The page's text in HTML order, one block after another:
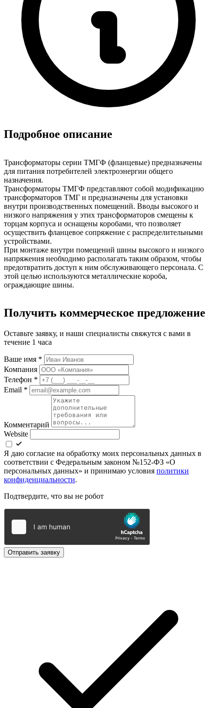
Подробное описание
Трансформаторы серии ТМГФ (фланцевые) предназначены
для питания потребителей электроэнергии общего
назначения.
Трансформаторы ТМГФ представляют собой модификацию
трансформаторов ТМГ и предназначены для установки
внутри производственных помещений. Вводы высокого и
низкого напряжения у этих трансформаторов смещены к
торцам корпуса и оснащены коробами, что позволяет
осуществить фланцевое сопряжение с распределительными
устройствами.
При монтаже внутри помещений шины высокого и низкого
напряжения необходимо располагать таким образом, чтобы
предотвратить доступ к ним обслуживающего персонала. С
этой целью используются металлические короба,
ограждающие шины.
Получить коммерческое предложение
Оставьте заявку, и наши специалисты свяжутся с вами в
течение 1 часа
Ваше имя *
Компания
Телефон *
Email *
Комментарий
Website
Я даю согласие на обработку моих персональных данных в
соответствии с Федеральным законом №152-ФЗ «О
персональных данных» и принимаю условия политики
конфиденциальности.
Подтвердите, что вы не робот
Отправить заявку